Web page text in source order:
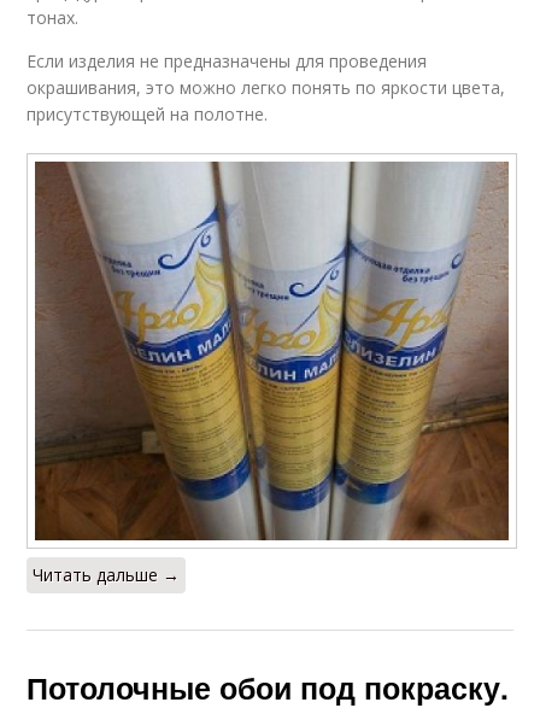
тонах.
Если изделия не предназначены для проведения
окрашивания, это можно легко понять по яркости цвета,
присутствующей на полотне.
Читать дальше →
Потолочные обои под покраску.